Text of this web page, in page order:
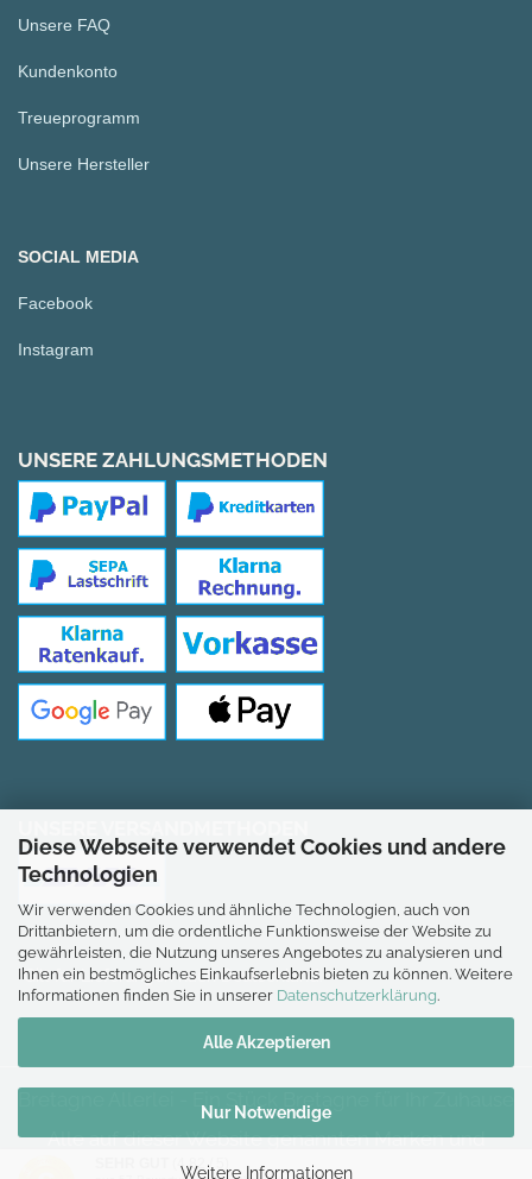
Diese Webseite verwendet Cookies und andere
Technologien
Wir verwenden Cookies und ähnliche Technologien, auch von
Drittanbietern, um die ordentliche Funktionsweise der Website zu
gewährleisten, die Nutzung unseres Angebotes zu analysieren und
Ihnen ein bestmögliches Einkaufserlebnis bieten zu können. Weitere
Informationen finden Sie in unserer Datenschutzerklärung.
Alle Akzeptieren
Nur Notwendige
Weitere Informationen
Unsere FAQ
Kundenkonto
Treueprogramm
Unsere Hersteller
SOCIAL MEDIA
Facebook
Instagram
UNSERE ZAHLUNGSMETHODEN
*Gilt für Lieferungen nach Deutschland.
Alle auf dieser Website genannten Marken und
Warenzeichen sind Eigentum der jeweiligen Inhaber. Die
(4.82 / 5)